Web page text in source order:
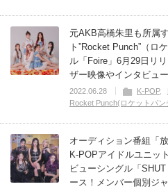
元AKB高橋朱里も所属
ト”Rocket Punch”（ロ
ル「Foire」6月29日リ
ザー映像やインタビュ
2022.06.28 K-POP
Rocket Punch(ロケットパン
オーディション番組「
K-POPアイドルユニッ
ビューシングル「
ース！メンバー個別ジ